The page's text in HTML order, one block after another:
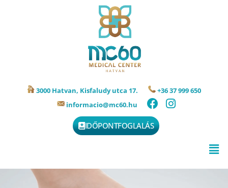
3000 Hatvan, Kisfaludy utca 17.
+36 37 999 650
informacio@mc60.hu
IDŐPONTFOGLALÁS